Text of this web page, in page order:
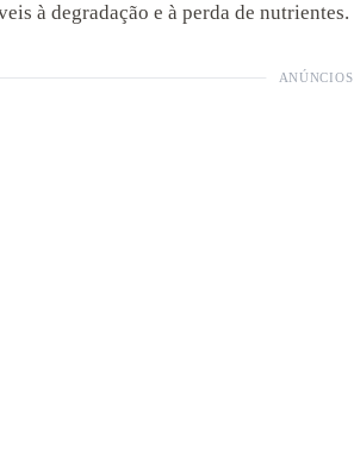
à degradação e à perda de nutrientes.
ANÚNCIOS